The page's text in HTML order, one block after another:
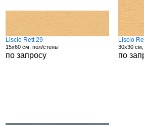
Liscio Rett 29
15x60 см, пол/стены
по запросу
Liscio
30x30
по